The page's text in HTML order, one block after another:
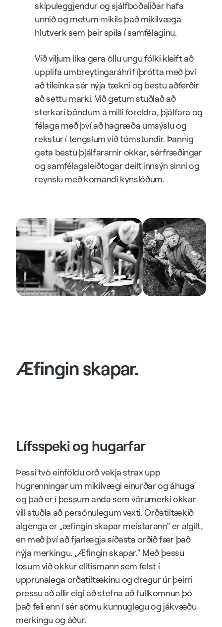
skipuleggjendur og sjálfboðaliðar hafa
unnið og metum mikils það mikilvæga
hlutverk sem þeir spila í samfélaginu.
Við viljum líka gera öllu ungu fólki kleift að
upplifa umbreytingaráhrif íþrótta með því
að tileinka sér nýja tækni og bestu aðferðir
að settu marki. Við getum stuðlað að
sterkari böndum á milli foreldra, þjálfara og
félaga með því að hagræða umsýslu og
rekstur í tengslum við tómstundir. Þannig
geta bestu þjálfararnir okkar, sérfræðingar
og samfélagsleiðtogar deilt innsýn sinni og
reynslu með komandi kynslóðum.
Æfingin skapar.
Lífsspeki og hugarfar
Þessi tvö einföldu orð vekja strax upp
hugrenningar um mikilvægi einurðar og áhuga
og það er í þessum anda sem vörumerki okkar
vill stuðla að persónulegum vexti. Orðatiltækið
algenga er „æfingin skapar meistarann“ er algilt,
en með því að fjarlægja síðasta orðið fær það
nýja merkingu. „Æfingin skapar.“ Með þessu
losum við okkur elítismann sem felst í
upprunalega orðatiltækinu og dregur úr þeirri
pressu að allir eigi að stefna að fullkomnun þó
það feli enn í sér sömu kunnuglegu og jákvæðu
merkingu og áður.